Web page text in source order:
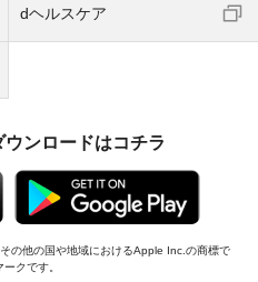
dヘルスケア
ンロードはコチラ
の他の国や地域におけるApple Inc.の商標で
クです。